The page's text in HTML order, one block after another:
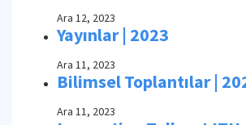
Ara 12, 2023
Yayınlar | 2023
Ara 11, 2023
Bilimsel Toplantılar |
Ara 11, 2023